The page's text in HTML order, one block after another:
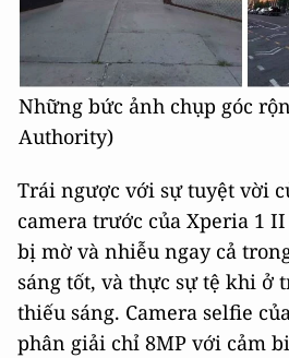
Những bức ảnh chụp góc
Authority)
Trái ngược với sự tuyệt vời
camera trước của Xperia 1
bị mờ và nhiễu ngay cả
sáng tốt, và thực sự tệ khi ở
thiếu sáng. Camera selfie
phân giải chỉ 8MP với cảm